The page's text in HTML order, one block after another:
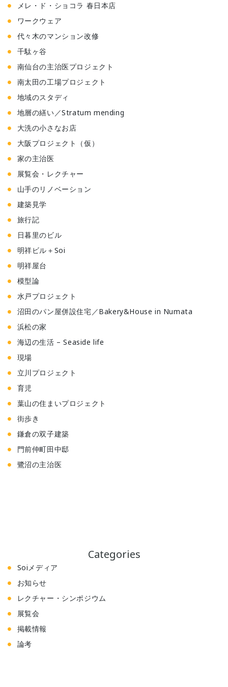
メレ・ド・ショコラ 春日本店
ワークウェア
代々木のマンション改修
千駄ヶ谷
南仙台の主治医プロジェクト
南太田の工場プロジェクト
地域のスタディ
地層の繕い／Stratum mending
大洗の小さなお店
大阪プロジェクト（仮）
家の主治医
展覧会・レクチャー
山手のリノベーション
建築見学
旅行記
日暮里のビル
明祥ビル＋Soi
明祥屋台
模型論
水戸プロジェクト
沼田のパン屋併設住宅／Bakery&House in Numata
浜松の家
海辺の生活 – Seaside life
現場
立川プロジェクト
育児
葉山の住まいプロジェクト
街歩き
鎌倉の双子建築
門前仲町田中邸
鷺沼の主治医
Categories
Soiメディア
お知らせ
レクチャー・シンポジウム
展覧会
掲載情報
論考